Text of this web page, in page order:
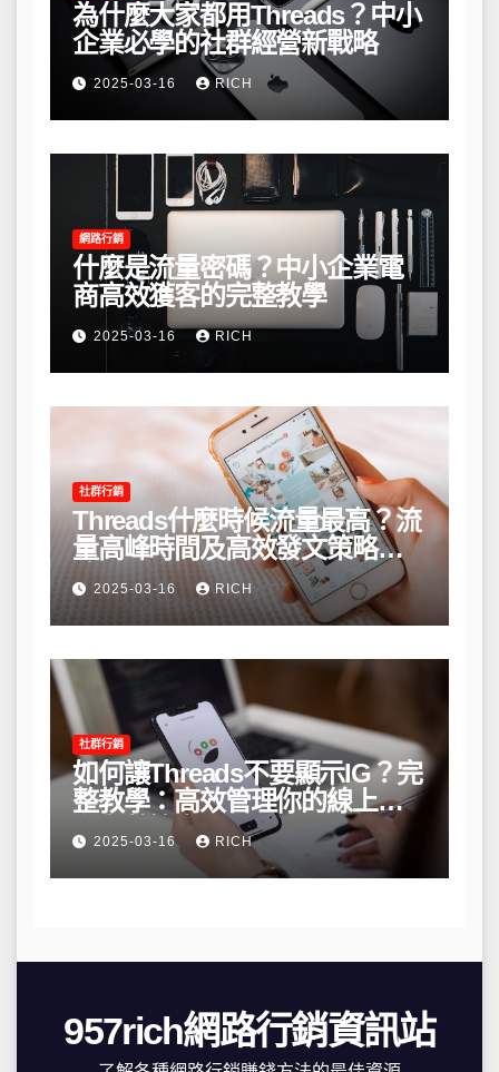
為什麼大家都用Threads？中小
企業必學的社群經營新戰略
2025-03-16 RICH
網路行銷
什麼是流量密碼？中小企業電
商高效獲客的完整教學
2025-03-16 RICH
社群行銷
Threads什麼時候流量最高？流
量高峰時間及高效發文策略攻
略2025-03-16 RICH
社群行銷
如何讓Threads不要顯示IG？完
整教學：高效管理你的線上隱
私與數據安全
2025-03-16 RICH
957rich網路行銷資訊站